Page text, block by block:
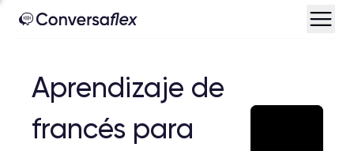
Aprendizaje de
francés para